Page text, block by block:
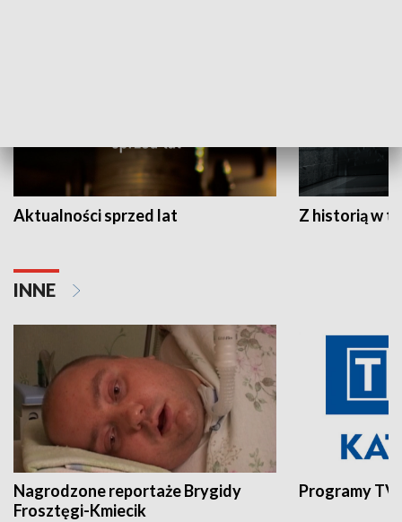
Aktualności sprzed lat Z historią w
INNE
Nagrodzone reportaże Brygidy
Frosztęgi-Kmiecik
Programy